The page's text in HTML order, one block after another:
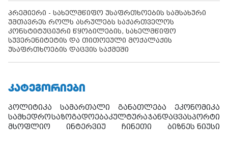
პრემიერი - სახელმწიფო უსაფრთხოების სამსახური
უმთავრეს როლს ასრულებს საქართველოს
კონსტიტუციური წყობილების, სახელმწიფო
სუვერენიტეტის და თითოეული მოქალაქის
უსაფრთხოების დაცვის საქმეში
ᲙᲐᲢᲔᲒᲝᲠᲘᲔᲑᲘ
პოლიტიკა სამართალი განათლება
ეკონომიკა
სამხედროსაზოგადოებაკულტურაჯანდაცვასპორტი
მსოფლიო
ინტერვიუ ჩინეთი ბიზნეს ნიუსი